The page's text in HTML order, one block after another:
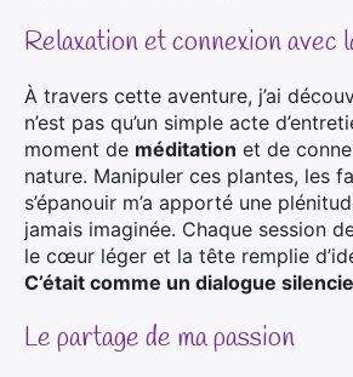
Relaxation et connexion avec
À travers cette aventure, j’ai
n’est pas qu’un simple acte
moment de méditation et de
nature. Manipuler ces plantes, les
s’épanouir m’a apporté une
jamais imaginée. Chaque session
le cœur léger et la tête remplie
C’était comme un dialogue
Le partage de ma passion